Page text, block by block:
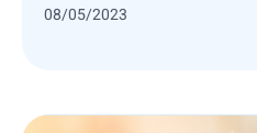
08/05/2023